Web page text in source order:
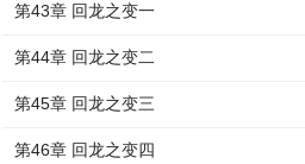
第43章 回龙之变一
第44章 回龙之变二
第45章 回龙之变三
第46章 回龙之变四